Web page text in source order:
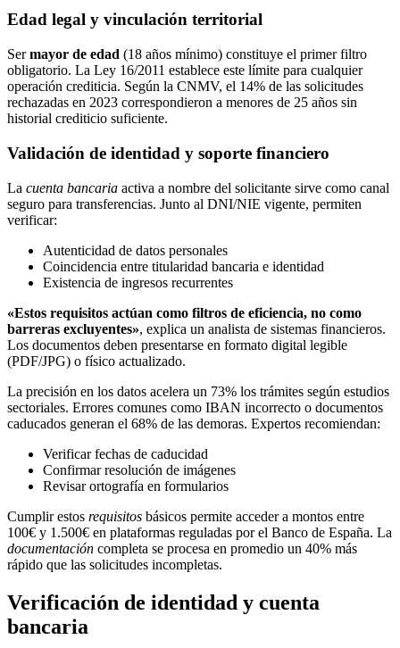
Edad legal y vinculación territorial
Sermayor de edad (18 años mínimo) constituye el primer filtro
obligatorio. La Ley 16/2011 establece este límite para cualquier
operación crediticia. Según la CNMV, el 14% de las solicitudes
rechazadas en 2023 correspondieron a menores de 25 años sin
historial crediticio suficiente.
Validación de identidad y soporte financiero
La cuenta bancaria activa a nombre del solicitante sirve como canal
seguro para transferencias. Junto al DNI/NIE vigente, permiten
verificar:
Autenticidad de datos personales
Coincidencia entre titularidad bancaria e identidad
Existencia de ingresos recurrentes
«Estos requisitos actúan como filtros de eficiencia, no como
barreras excluyentes», explica un analista de sistemas financieros.
Los documentos deben presentarse en formato digital legible
(PDF/JPG) o físico actualizado.
La precisión en los datos acelera un 73% los trámites según estudios
sectoriales. Errores comunes como IBAN incorrecto o documentos
caducados generan el 68% de las demoras. Expertos recomiendan:
Verificar fechas de caducidad
Confirmar resolución de imágenes
Revisar ortografía en formularios
Cumplir estos requisitos básicos permite acceder a montos entre
100€ y 1.500€ en plataformas reguladas por el Banco de España. La
documentación completa se procesa en promedio un 40% más
rápido que las solicitudes incompletas.
Verificación de identidad y cuenta
bancaria